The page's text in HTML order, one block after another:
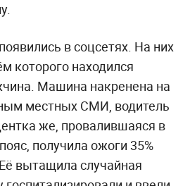
в соцсетях. На них
которого находился
Машина накренена на
местных СМИ, водитель
же, провалившаяся в
получила ожоги 35%
вытащила случайная